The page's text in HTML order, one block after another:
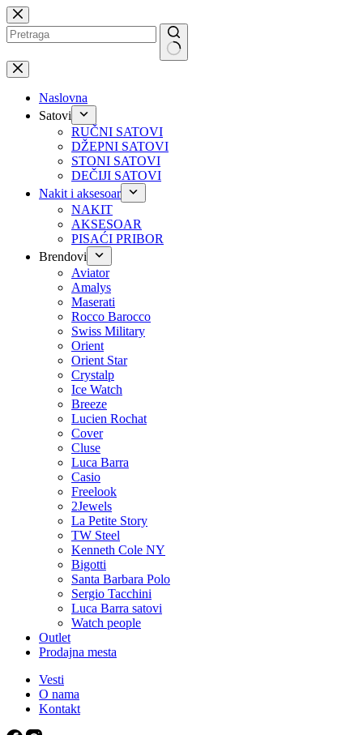
Preskoči
na
No
results
Naslovna
Satovi
RUČNI SATOVI
DŽEPNI SATOVI
STONI SATOVI
DEČIJI SATOVI
Nakit i aksesoar
NAKIT
AKSESOAR
PISAĆI PRIBOR
Brendovi
Aviator
Amalys
Maserati
Rocco Barocco
Swiss Military
Orient
Orient Star
Crystalp
Ice Watch
Breeze
Lucien Rochat
Cover
Cluse
Luca Barra
Casio
Freelook
2Jewels
La Petite Story
TW Steel
Kenneth Cole NY
Bigotti
Santa Barbara Polo
Sergio Tacchini
Luca Barra satovi
Watch people
Outlet
Prodajna mesta
Vesti
O nama
Kontakt